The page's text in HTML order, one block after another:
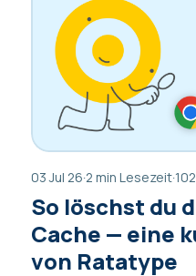
03 Jul 26·2 min Lesezeit·
So löschst du
Cache — eine
von Ratatype